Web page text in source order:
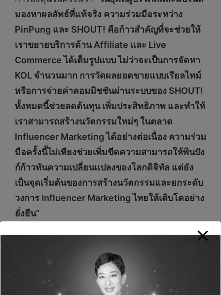
มองหาผลลัพธ์ที่แท้จริง ความร่วมมือระหว่าง
PinPung และ SHOUT! คือก้าวสำคัญที่จะช่วยให้
เราขยายบริการด้าน Affiliate และ Live
Commerce ได้เต็มรูปแบบ ไม่ว่าจะเป็นการจัดหา
KOL จำนวนมาก การวัดผลยอดขายแบบเรียลไทม์
หรือการจ่ายค่าคอมมิชชันผ่านระบบของ SHOUT!
ทั้งหมดนี้ช่วยลดต้นทุน เพิ่มประสิทธิภาพ และทำให้
เราสามารถสร้างนวัตกรรมใหม่ๆ ในตลาด
Influencer Marketing ได้อย่างต่อเนื่อง ความร่วม
มือครั้งนี้ไม่เพียงช่วยเพิ่มขีดความสามารถให้พินปัง
ก์ก้าวทันความเปลี่ยนแปลงของโลกดิจิทัล แต่ยัง
เป็นจุดเริ่มต้นของการสร้างนวัตกรรมและยกระดับ
วงการ Influencer Marketing ไทยให้เติบโตอย่าง
ยั่งยืน”
จากจุดเริ่มต้นเล็กๆ ในฐานะเอเจนซี่ที่ทำแคมเปญ
รีวิวสินค้า วันนี้ PinPung ก้าวขึ้นเป็นหนึ่งในผู้นำ
ของวงการ ด้วยฐานลูกค้าจากบริษัทชั้นนำ อาทิ
Unilever Thai Holding, Diageo Moet Hennessy